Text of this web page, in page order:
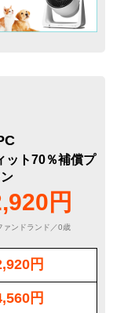
ット70％補償プ
円
ァンドランド／0歳
円
円